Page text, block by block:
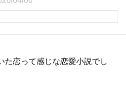
た恋って感じな恋愛小説でし